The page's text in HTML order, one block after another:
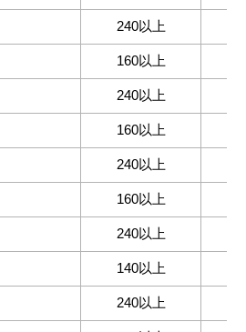
240以上
160以上
240以上
160以上
240以上
160以上
240以上
140以上
240以上